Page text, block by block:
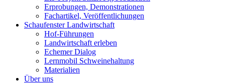
Erprobungen, Demonstrationen
Fachartikel, Veröffentlichungen
Schaufenster Landwirtschaft
Hof-Führungen
Landwirtschaft erleben
Echemer Dialog
Lernmobil Schweinehaltung
Materialien
Über uns